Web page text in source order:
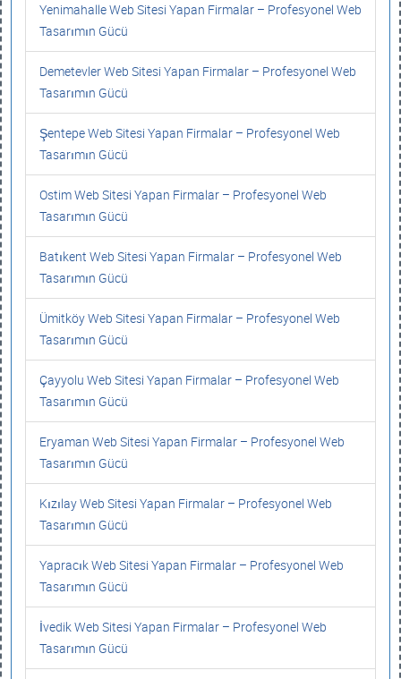
Yenimahalle Web Sitesi Yapan Firmalar – Profesyonel Web
Tasarımın Gücü
Demetevler Web Sitesi Yapan Firmalar – Profesyonel Web
Tasarımın Gücü
Şentepe Web Sitesi Yapan Firmalar – Profesyonel Web
Tasarımın Gücü
Ostim Web Sitesi Yapan Firmalar – Profesyonel Web
Tasarımın Gücü
Batıkent Web Sitesi Yapan Firmalar – Profesyonel Web
Tasarımın Gücü
Ümitköy Web Sitesi Yapan Firmalar – Profesyonel Web
Tasarımın Gücü
Çayyolu Web Sitesi Yapan Firmalar – Profesyonel Web
Tasarımın Gücü
Eryaman Web Sitesi Yapan Firmalar – Profesyonel Web
Tasarımın Gücü
Kızılay Web Sitesi Yapan Firmalar – Profesyonel Web
Tasarımın Gücü
Yapracık Web Sitesi Yapan Firmalar – Profesyonel Web
Tasarımın Gücü
İvedik Web Sitesi Yapan Firmalar – Profesyonel Web
Tasarımın Gücü